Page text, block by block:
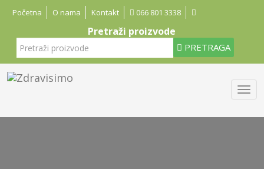
Početna O nama Kontakt 066 801 3338
Pretraži proizvode
PRETRAGA